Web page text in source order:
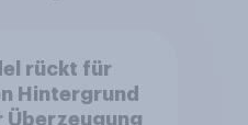
rückt für
Hintergrund